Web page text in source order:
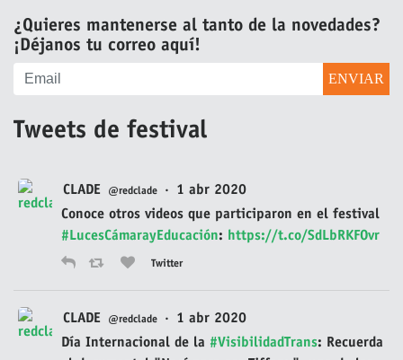
¿Quieres mantenerse al tanto de la novedades?
¡Déjanos tu correo aquí!
Tweets de festival
CLADE @redclade ·
1 abr 2020
Conoce otros videos que participaron en el festival
#LucesCámarayEducación: https://t.co/SdLbRKFOvr
Twitter
CLADE @redclade ·
1 abr 2020
Día Internacional de la #VisibilidadTrans: Recuerda